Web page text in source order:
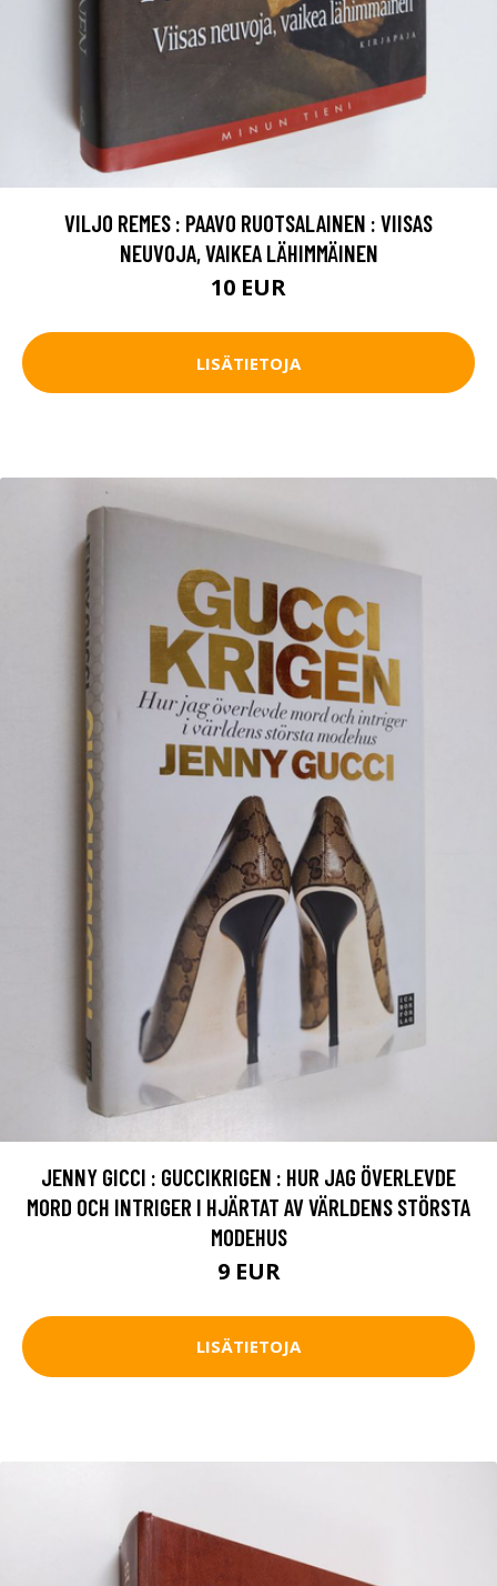
VILJO REMES : PAAVO RUOTSALAINEN : VIISAS
NEUVOJA, VAIKEA LÄHIMMÄINEN
10 EUR
LISÄTIETOJA
JENNY GICCI : GUCCIKRIGEN : HUR JAG ÖVERLEVDE
MORD OCH INTRIGER I HJÄRTAT AV VÄRLDENS STÖRSTA
MODEHUS
9 EUR
LISÄTIETOJA